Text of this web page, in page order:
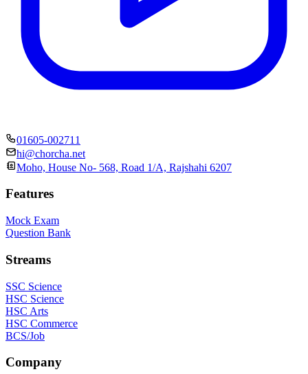
01605-002711
hi@chorcha.net
Moho, House No- 568, Road 1/A, Rajshahi 6207
Features
Mock Exam
Question Bank
Streams
SSC Science
HSC Science
HSC Arts
HSC Commerce
BCS/Job
Company